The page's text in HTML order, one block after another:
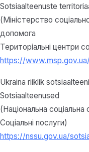
Sotsiaalteenuste
(Міністерство
допомога
Територіальні центри
https://
Ukraina riiklik
Sotsiaalteenused
(Національна
Соціальні послуги)
https://nssu.gov.ua/